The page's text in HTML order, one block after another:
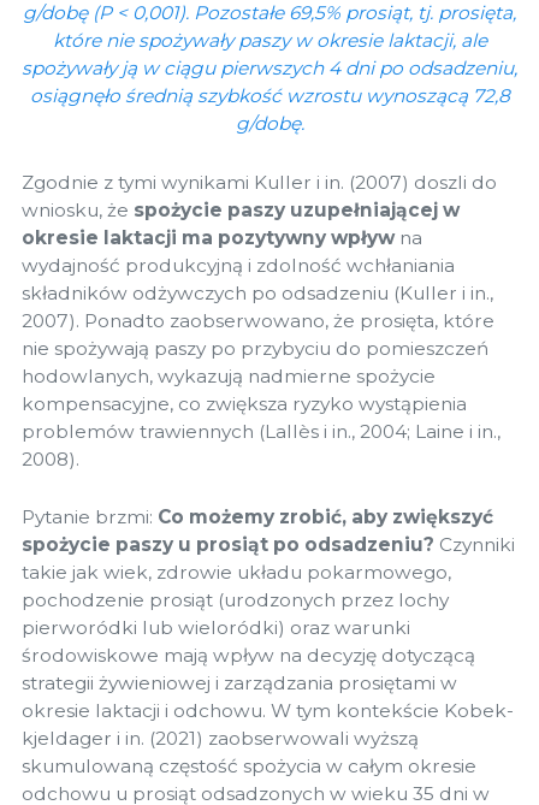
g/dobę (P < 0,001). Pozostałe 69,5% prosiąt, tj. prosięta,
które nie spożywały paszy w okresie laktacji, ale
spożywały ją w ciągu pierwszych 4 dni po odsadzeniu,
osiągnęło średnią szybkość wzrostu wynoszącą 72,8
g/dobę.
Zgodnie z tymi wynikami Kuller i in. (2007) doszli do
wniosku, że spożycie paszy uzupełniającej w
okresie laktacji ma pozytywny wpływna
wydajność produkcyjną i zdolność wchłaniania
składników odżywczych po odsadzeniu (Kuller i in.,
2007). Ponadto zaobserwowano, że prosięta, które
nie spożywają paszy po przybyciu do pomieszczeń
hodowlanych, wykazują nadmierne spożycie
kompensacyjne, co zwiększa ryzyko wystąpienia
problemów trawiennych (Lallès i in., 2004; Laine i in.,
2008).
Pytanie brzmi: Co możemy zrobić, aby zwiększyć
spożycie paszy u prosiąt po odsadzeniu? Czynniki
takie jak wiek, zdrowie układu pokarmowego,
pochodzenie prosiąt (urodzonych przez lochy
pierworódki lub wieloródki) oraz warunki
środowiskowe mają wpływ na decyzję dotyczącą
strategii żywieniowej i zarządzania prosiętami w
okresie laktacji i odchowu. W tym kontekście Kobek-
kjeldager i in. (2021) zaobserwowali wyższą
skumulowaną częstość spożycia w całym okresie
odchowu u prosiąt odsadzonych w wieku 35 dni w